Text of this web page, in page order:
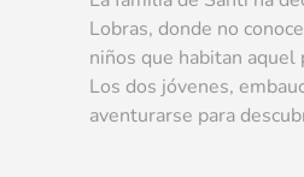
Lobras, donde no
niños que habitan
Los dos jóvenes,
aventurarse para